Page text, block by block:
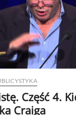
Część 4.
Craiga